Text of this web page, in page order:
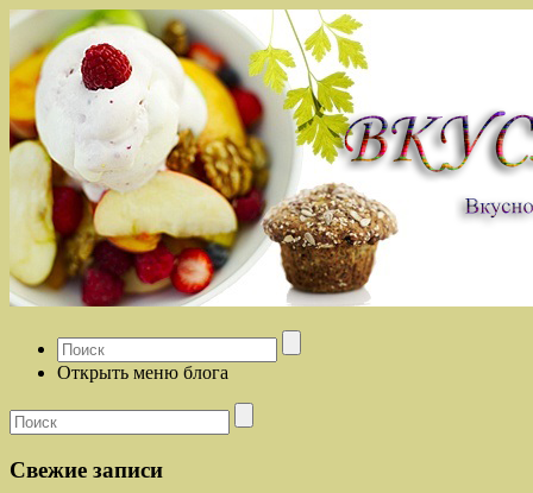
Открыть меню блога
Свежие записи